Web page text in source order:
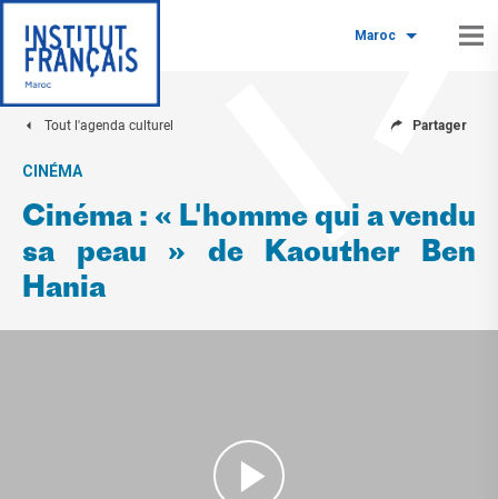
Maroc
Tout l'agenda culturel Partager
CINÉMA
Cinéma : « L'homme qui a vendu
sa peau » de Kaouther Ben
Hania